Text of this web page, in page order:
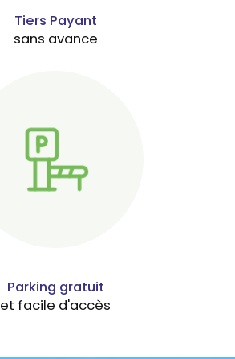
Tiers Payant
sans avance
Parking gratuit
et facile d'accès